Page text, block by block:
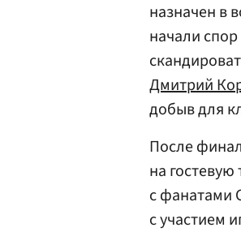
назначен в
начали
Дмитрий
добыв для
После
на
с фанатами
с участием